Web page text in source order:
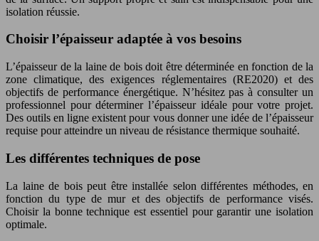
isolation réussie.
Choisir l’épaisseur adaptée à vos besoins
L’épaisseur de la laine de bois doit être déterminée en fonction de la
zone climatique, des exigences réglementaires (RE2020) et des
objectifs de performance énergétique. N’hésitez pas à consulter un
professionnel pour déterminer l’épaisseur idéale pour votre projet.
Des outils en ligne existent pour vous donner une idée de l’épaisseur
requise pour atteindre un niveau de résistance thermique souhaité.
Les différentes techniques de pose
La laine de bois peut être installée selon différentes méthodes, en
fonction du type de mur et des objectifs de performance visés.
Choisir la bonne technique est essentiel pour garantir une isolation
optimale.